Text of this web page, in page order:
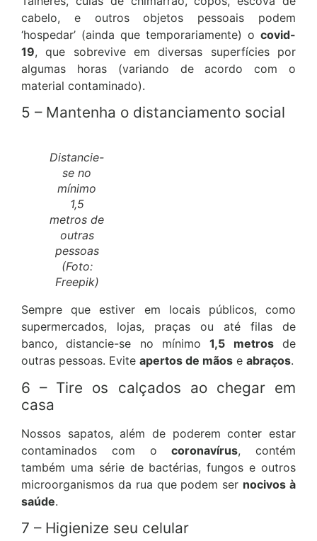
cabelo, e outros objetos pessoais podem
‘hospedar’ (ainda que temporariamente) o covid-
19, que sobrevive em diversas superfícies por
algumas horas (variando de acordo com o
material contaminado).
5 – Mantenha o distanciamento social
Distancie-
se no
mínimo
1,5
metros de
outras
pessoas
(Foto:
Freepik)
Sempre que estiver em locais públicos, como
supermercados, lojas, praças ou até filas de
banco, distancie-se no mínimo1,5 metrosde
outras pessoas. Evite apertos de mãos e abraços.
6 – Tire os calçados ao chegar em
casa
Nossos sapatos, além de poderem conter estar
contaminados com ocoronavírus, contém
também uma série de bactérias, fungos e outros
microorganismos da rua que podem ser nocivos à
saúde.
7 – Higienize seu celular